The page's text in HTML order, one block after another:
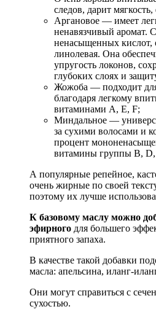
следов, дарит
Аргановое — имеет
ненавязчивый аромат.
ненасыщенных кислот,
линолевая. Она
упругость локонов,
глубоких слоях и
Жожоба — подходит
благодаря легкому
витаминами А, Е, F;
Миндальное —
за сухими волосами и
процент
витамины группы В,
А популярные репейное,
очень жирные по своей
поэтому их лучше
К базовому маслу можно
эфирного для большего
приятного запаха.
В качестве такой добавки
масла: апельсина, иланг-
Они могут справиться с
сухостью.